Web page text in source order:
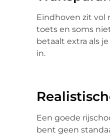
Eindhoven zit vol
toets en soms
betaalt extra als
in.
Een goede
bent geen